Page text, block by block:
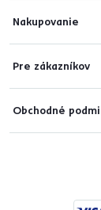
Nakupovanie
Pre zákazníkov
Obchodné